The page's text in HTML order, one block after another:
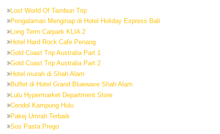
Lost World Of Tambun Trip
Pengalaman Menginap di Hotel Holiday Express Bali
Long Term Carpark KLIA 2
Hotel Hard Rock Cafe Penang
Gold Coast Trip Australia Part 1
Gold Coast Trip Australia Part 2
Hotel murah di Shah Alam
Buffet di Hotel Grand Bluewave Shah Alam
Lulu Hypermarket Department Store
Cendol Kampung Hulu
Pakej Umrah Terbaik
Sos Pasta Prego